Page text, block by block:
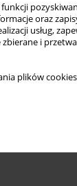
oraz
usług,
zbierane i
plików